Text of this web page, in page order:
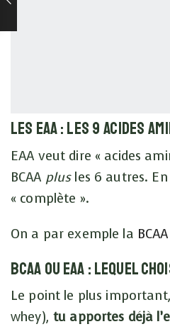
Les EAA : les 9 acides
EAA veut dire « acides
BCAA plusles 6 autres. En
« complète ».
On a par exemple la
BCAA ou EAA : lequel
Le point le plus
whey), tu apportes déjà